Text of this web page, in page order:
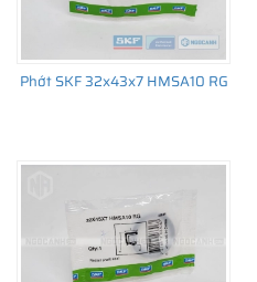
Giá bán và nơi bán Phớt
Để có báo giá Phớt SKF
Phớt SKF 32x43x7 HMSA10 RG